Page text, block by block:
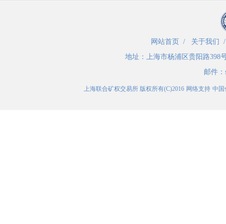
网站首页 / 关于我们
地址： 上海市杨浦区贵阳路398
邮件：
上海联合矿权交易所版权所有(C)2016 网络支持 中国